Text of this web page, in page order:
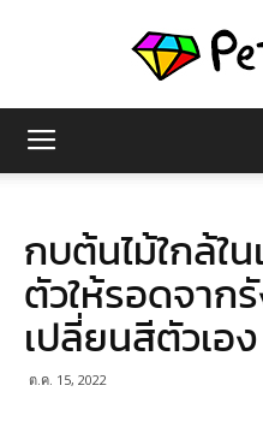
กบต้นไม้ใกล้ใ
ตัวให้รอดจาก
เปลี่ยนสีตัวเอง
ต.ค. 15, 2022